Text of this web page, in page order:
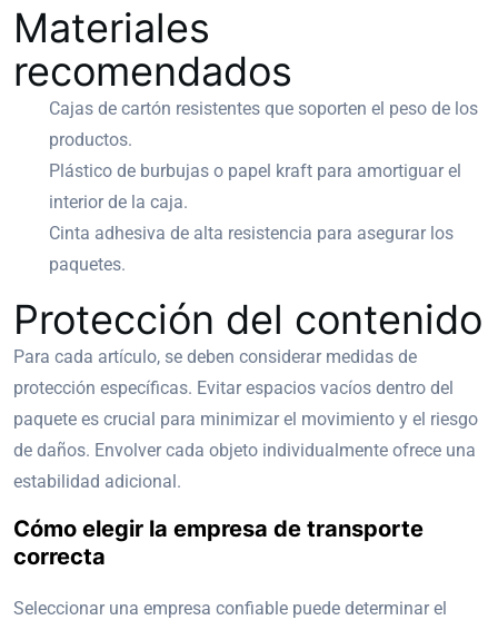
Materiales
recomendados
Cajas de cartón resistentes que soporten el peso de los
productos.
Plástico de burbujas o papel kraft para amortiguar el
interior de la caja.
Cinta adhesiva de alta resistencia para asegurar los
paquetes.
Protección del contenido
Para cada artículo, se deben considerar medidas de
protección específicas. Evitar espacios vacíos dentro del
paquete es crucial para minimizar el movimiento y el riesgo
de daños. Envolver cada objeto individualmente ofrece una
estabilidad adicional.
Cómo elegir la empresa de transporte
correcta
Seleccionar una empresa confiable puede determinar el